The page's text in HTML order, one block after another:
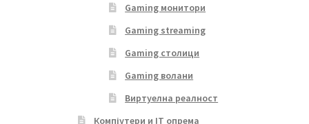
Gaming монитори
Gaming streaming
Gaming столици
Gaming волани
Виртуелна реалност
Компјутери и IT опрема